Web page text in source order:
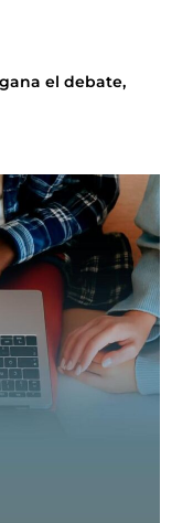
el debate,